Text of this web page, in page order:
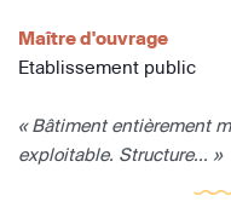
Maître d'ouvrage
Etablissement public
« Bâtiment entièrement
exploitable. Structure... »